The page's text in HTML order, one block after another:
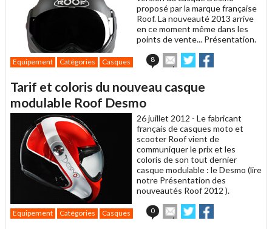
proposé par la marque française
Roof. La nouveauté 2013 arrive
en ce moment même dans les
points de vente... Présentation.
Equipement Catégories Casques 8
Envoyer
cet
à
Partager
sur sur
Tarif et coloris du nouveau casque
modulable Roof Desmo
26 juillet 2012 - Le fabricant
français de casques moto et
scooter Roof vient de
communiquer le prix et les
coloris de son tout dernier
casque modulable : le Desmo (lire
notre Présentation des
nouveautés Roof 2012 ).
Equipement Catégories Casques 0
Envoyer
cet
Partager
sur sur